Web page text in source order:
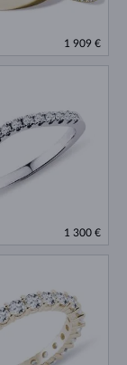
1 909 €
1 300 €